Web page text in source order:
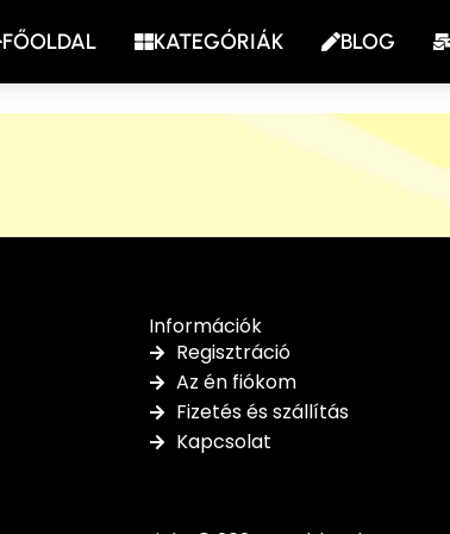
FŐOLDAL KATEGÓRIÁK BLOG
Információk
Regisztráció
Az én fiókom
Fizetés és szállítás
Kapcsolat